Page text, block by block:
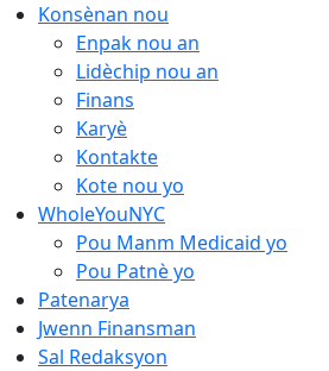
Ale
kontni
Konsènan nou
Enpak nou an
Lidèchip nou an
Finans
Karyè
Kontakte
Kote nou yo
WholeYouNYC
Pou Manm Medicaid yo
Pou Patnè yo
Patenarya
Jwenn Finansman
Sal Redaksyon